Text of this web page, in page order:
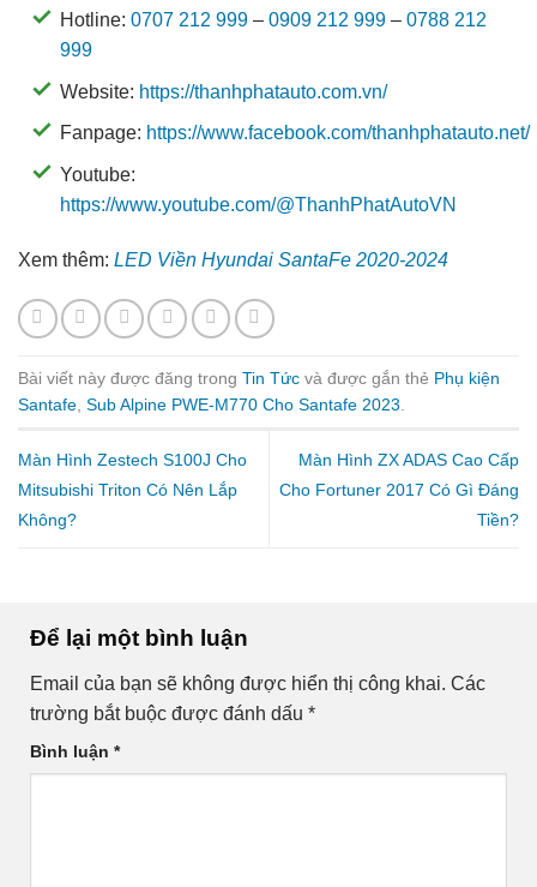
Hotline: 0707 212 999 – 0909 212 999 – 0788 212
999
Website: https://thanhphatauto.com.vn/
Fanpage: https://www.facebook.com/thanhphatauto.net/
Youtube:
https://www.youtube.com/@ThanhPhatAutoVN
Xem thêm: LED Viền Hyundai SantaFe 2020-2024
Bài viết này được đăng trong Tin Tức và được gắn thẻ Phụ kiện
Santafe Sub Alpine PWE-M770 Cho Santafe 2023
Màn Hình Zestech S100J Cho
Mitsubishi Triton Có Nên Lắp
Không?
Màn Hình ZX ADAS Cao Cấp
Cho Fortuner 2017 Có Gì Đáng
Tiền?
Để lại một bình luận
Email của bạn sẽ không được hiển thị công khai. Các
trường bắt buộc được đánh dấu *
Bình luận *